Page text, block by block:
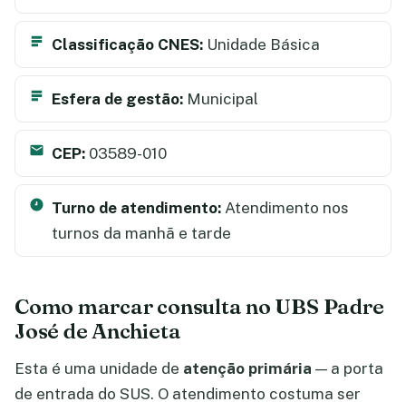
Classificação CNES: Unidade Básica
Esfera de gestão: Municipal
CEP: 03589-010
Turno de atendimento: Atendimento nos
turnos da manhã e tarde
Como marcar consulta no UBS Padre
José de Anchieta
Esta é uma unidade de atenção primária — a porta
de entrada do SUS. O atendimento costuma ser